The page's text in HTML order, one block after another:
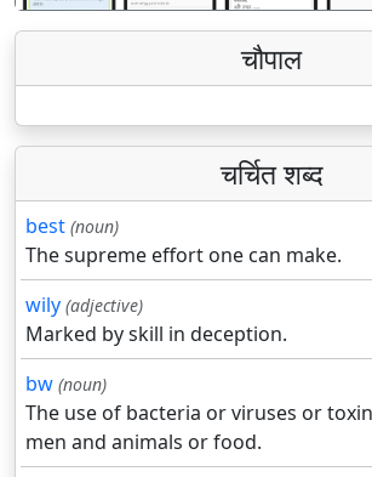
चौपाल
चर्चित शब्द
best (noun)
The supreme effort one can make.
wily (adjective)
Marked by skill in deception.
bw (noun)
The use of bacteria or viruses or
men and animals or food.